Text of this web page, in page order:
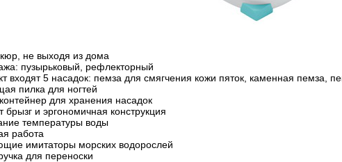
не выходя из дома
пузырьковый, рефлекторный
входят 5 насадок: пемза для смягчения кожи пяток, каменная пемза,
пилка для ногтей
для хранения насадок
брызг и эргономичная конструкция
температуры воды
работа
имитаторы морских водорослей
для переноски